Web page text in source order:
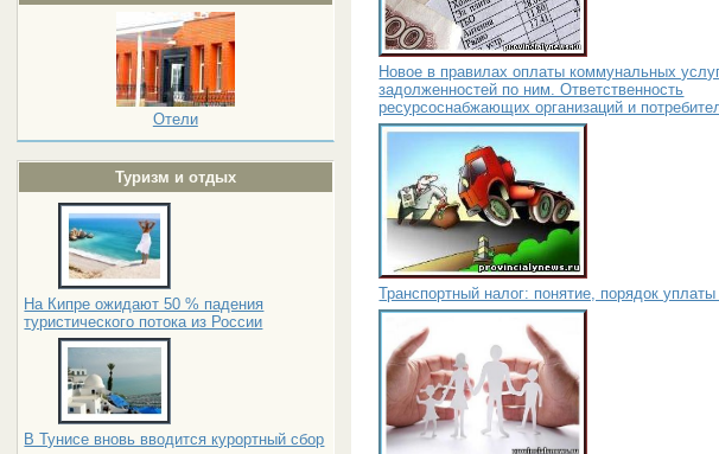
Отели
Туризм и отдых
На Кипре ожидают 50 % падения
туристического потока из России
В Тунисе вновь вводится курортный сбор
Новое в правилах оплаты коммунальных
задолженностей по ним. Ответственность
ресурсоснабжающих организаций и
Транспортный налог: понятие, порядок уплаты